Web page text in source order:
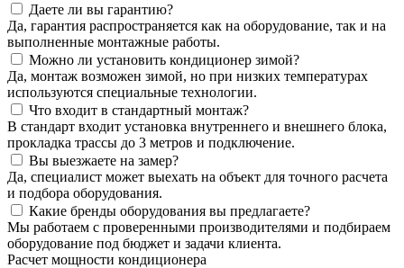
Даете ли вы гарантию?
Да, гарантия распространяется как на оборудование, так и на
выполненные монтажные работы.
Можно ли установить кондиционер зимой?
Да, монтаж возможен зимой, но при низких температурах
используются специальные технологии.
Что входит в стандартный монтаж?
В стандарт входит установка внутреннего и внешнего блока,
прокладка трассы до 3 метров и подключение.
Вы выезжаете на замер?
Да, специалист может выехать на объект для точного расчета
и подбора оборудования.
Какие бренды оборудования вы предлагаете?
Мы работаем с проверенными производителями и подбираем
оборудование под бюджет и задачи клиента.
Расчет мощности кондиционера